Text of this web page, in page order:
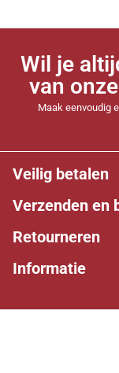
Wil je
van
Maak eenvoudig
Veilig betalen
Verzenden en
Retourneren
Informatie